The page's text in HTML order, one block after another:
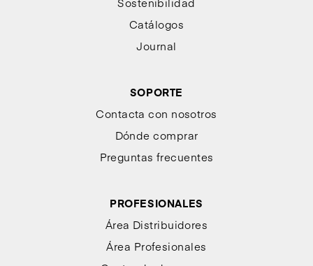
Catálogos
Journal
SOPORTE
Contacta con nosotros
Dónde comprar
Preguntas frecuentes
PROFESIONALES
Área Distribuidores
Área Profesionales